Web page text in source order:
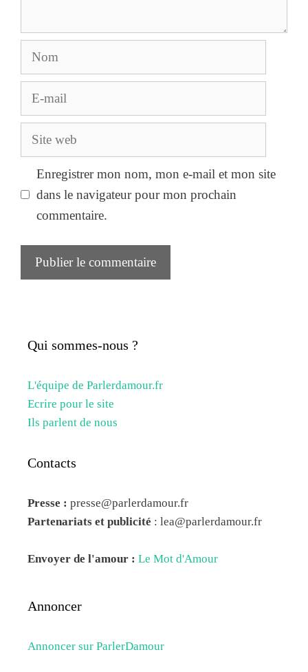
Nom
E-
Site
Enregistrer mon nom, mon e-mail et mon site
dans le navigateur pour mon prochain
commentaire.
Qui sommes-nous ?
L'équipe de Parlerdamour.fr
Ecrire pour le site
Ils parlent de nous
Contacts
Presse : presse@parlerdamour.fr
Partenariats et publicité : lea@parlerdamour.fr
Envoyer de l'amour : Le Mot d'Amour
Annoncer
Annoncer sur ParlerDamour